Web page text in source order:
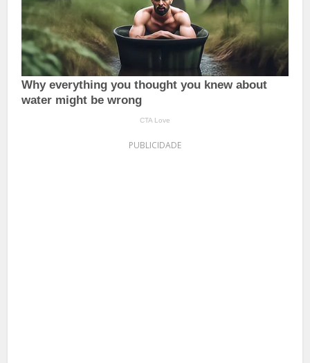
PUBLICIDADE